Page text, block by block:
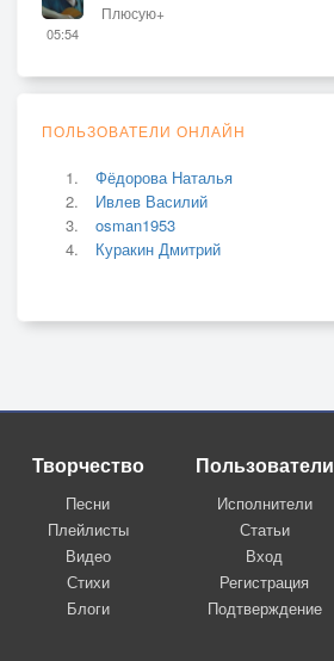
05:54
Плюсую+
ПОЛЬЗОВАТЕЛИ ОНЛАЙН
Фёдорова Наталья
Ивлев Василий
osman1953
Куракин Дмитрий
Творчество
Песни
Плейлисты
Видео
Стихи
Блоги
Пользователи
Исполнители
Статьи
Вход
Регистрация
Подтверждение